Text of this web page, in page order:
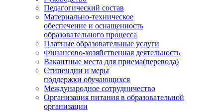
Педагогический состав
Материально-техническое
обеспечение и оснащенность
образовательного процесса
Платные образовательные услуги
Финансово-хозяйственная деятельность
Вакантные места для приема(перевода)
Стипендии и меры
поддержки обучающихся
Международное сотрудничество
Организация питания в образовательной
организации